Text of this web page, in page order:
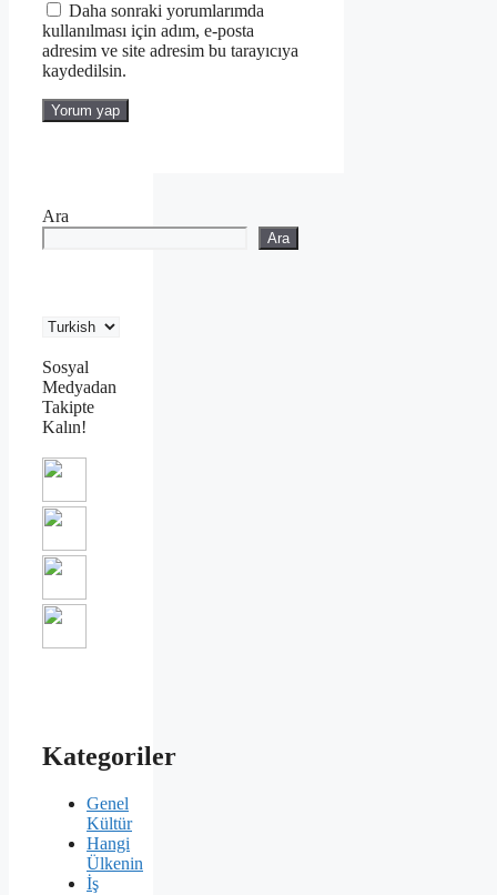
Daha sonraki yorumlarımda
kullanılması için adım, e-posta
adresim ve site adresim bu tarayıcıya
kaydedilsin.
Ara
Ara
Sosyal
Medyadan
Takipte
Kalın!
Kategoriler
Genel
Kültür
Hangi
Ülkenin
İş